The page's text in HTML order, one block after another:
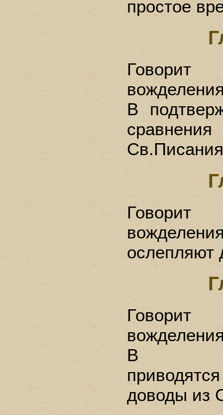
простое
В
ослепляют
В
доводы из